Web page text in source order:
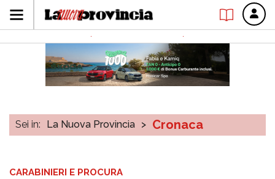
Sei in: La Nuova Provincia > Cronaca
CARABINIERI E PROCURA